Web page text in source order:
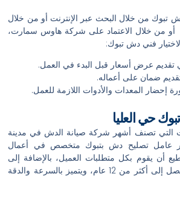
تبوك من خلال البحث عبر الإنترنت أو من خلال
أو من خلال الاعتماد على شركة هاوس سمارت،
فني دش تبوك:
تقديم عرض أسعار قبل البدء في العمل.
ضمان على أعماله.
إحضار المعدات والأدوات اللازمة للعمل.
حي العليا
تصنف أشهر شركة صيانة الدش في مدينة
عامل تصليح دش بتبوك متخصص في أعمال
أن يقوم بكل متطلبات العميل، بالإضافة إلى
أنه يتمتع بالكفاءة التي تصل إلى أكثر من 12 عام، ويتميز بالسرعة والدقة